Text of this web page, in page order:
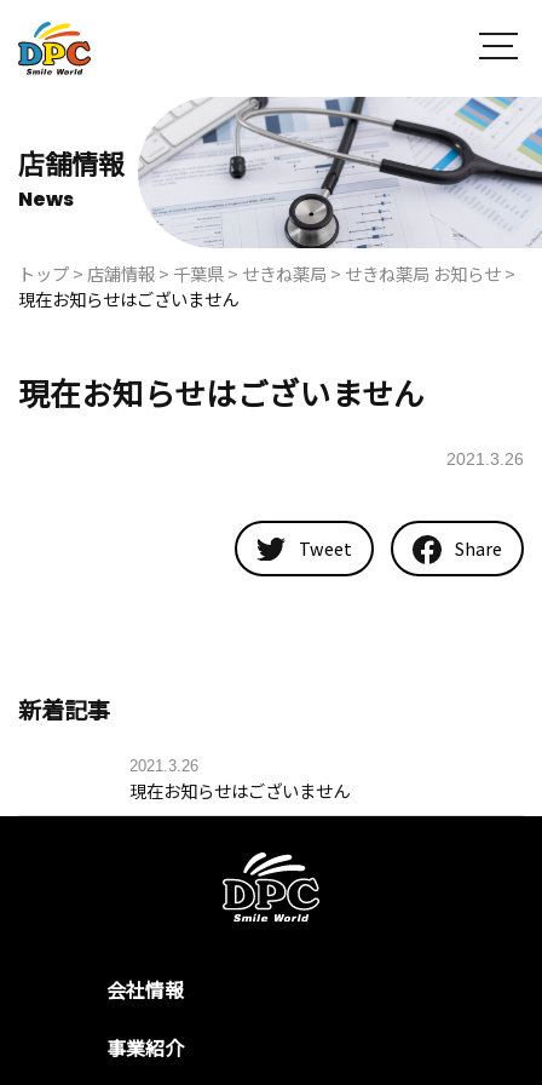
店舗情報
News
トップ> 店舗情報> 千葉県> せきね薬局 > せきね薬局 お知らせ>
現在お知らせはございません
現在お知らせはございません
2021.3.26
Tweet Share
新着記事
2021.3.26
現在お知らせはございません
会社情報
事業紹介